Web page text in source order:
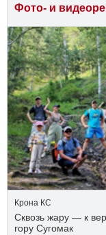
Фото- и
Крона КС
Сквозь жару — к
гору Сугомак